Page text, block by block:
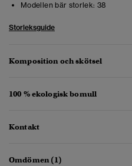
Modellen bär storlek: 38
Storleksguide
Komposition och skötsel
100 % ekologisk bomull
Kontakt
Omdömen (1)